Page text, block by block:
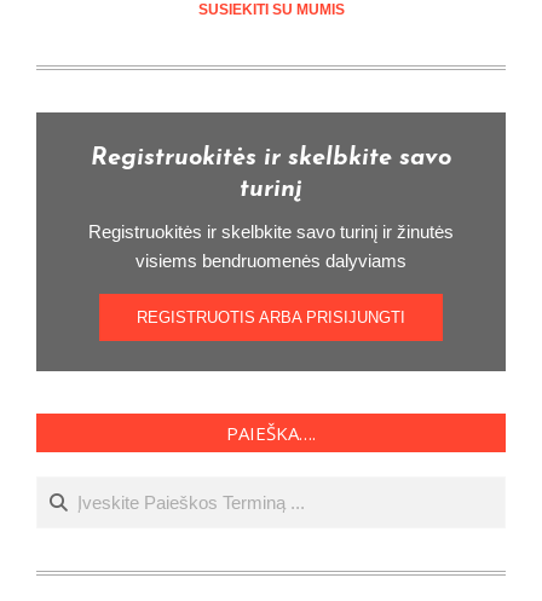
SUSIEKITI SU MUMIS
Registruokitės ir skelbkite savo
turinį
Registruokitės ir skelbkite savo turinį ir žinutės
visiems bendruomenės dalyviams
REGISTRUOTIS ARBA PRISIJUNGTI
PAIEŠKA….
Ieškoti